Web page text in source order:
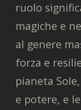
ruolo
magiche e
al genere
forza e
pianeta
e potere, e